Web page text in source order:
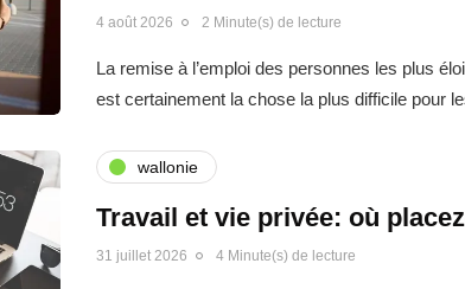
4 août 2026 2 Minute(s) de lecture
La remise à l’emploi des personnes les plus
est certainement la chose la plus difficile pour
wallonie
Travail et vie privée: où
31 juillet 2026 4 Minute(s) de lecture